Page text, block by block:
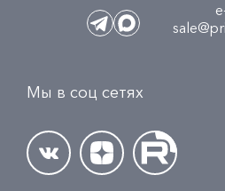
Мы в соц сетях